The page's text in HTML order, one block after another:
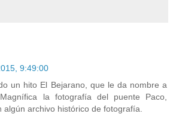
9:49:00
un hito El Bejarano, que le da nombre a
la fotografía del puente Paco,
algún archivo histórico de fotografía.